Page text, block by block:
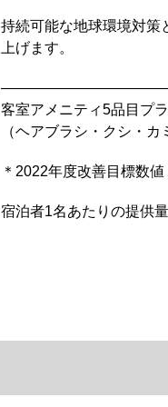
持続可能な地球環境対策
上げます。
客室アメニティ5品目プ
（ヘアブラシ・クシ・
＊2022年度改善目標数
宿泊者1名あたりの提